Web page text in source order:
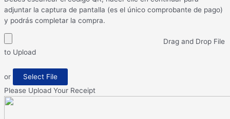
adjuntar la captura de pantalla (es el único comprobante de pago)
y podrás completar la compra.
Drag and Drop File
to Upload
or
Select File
Please Upload Your Receipt